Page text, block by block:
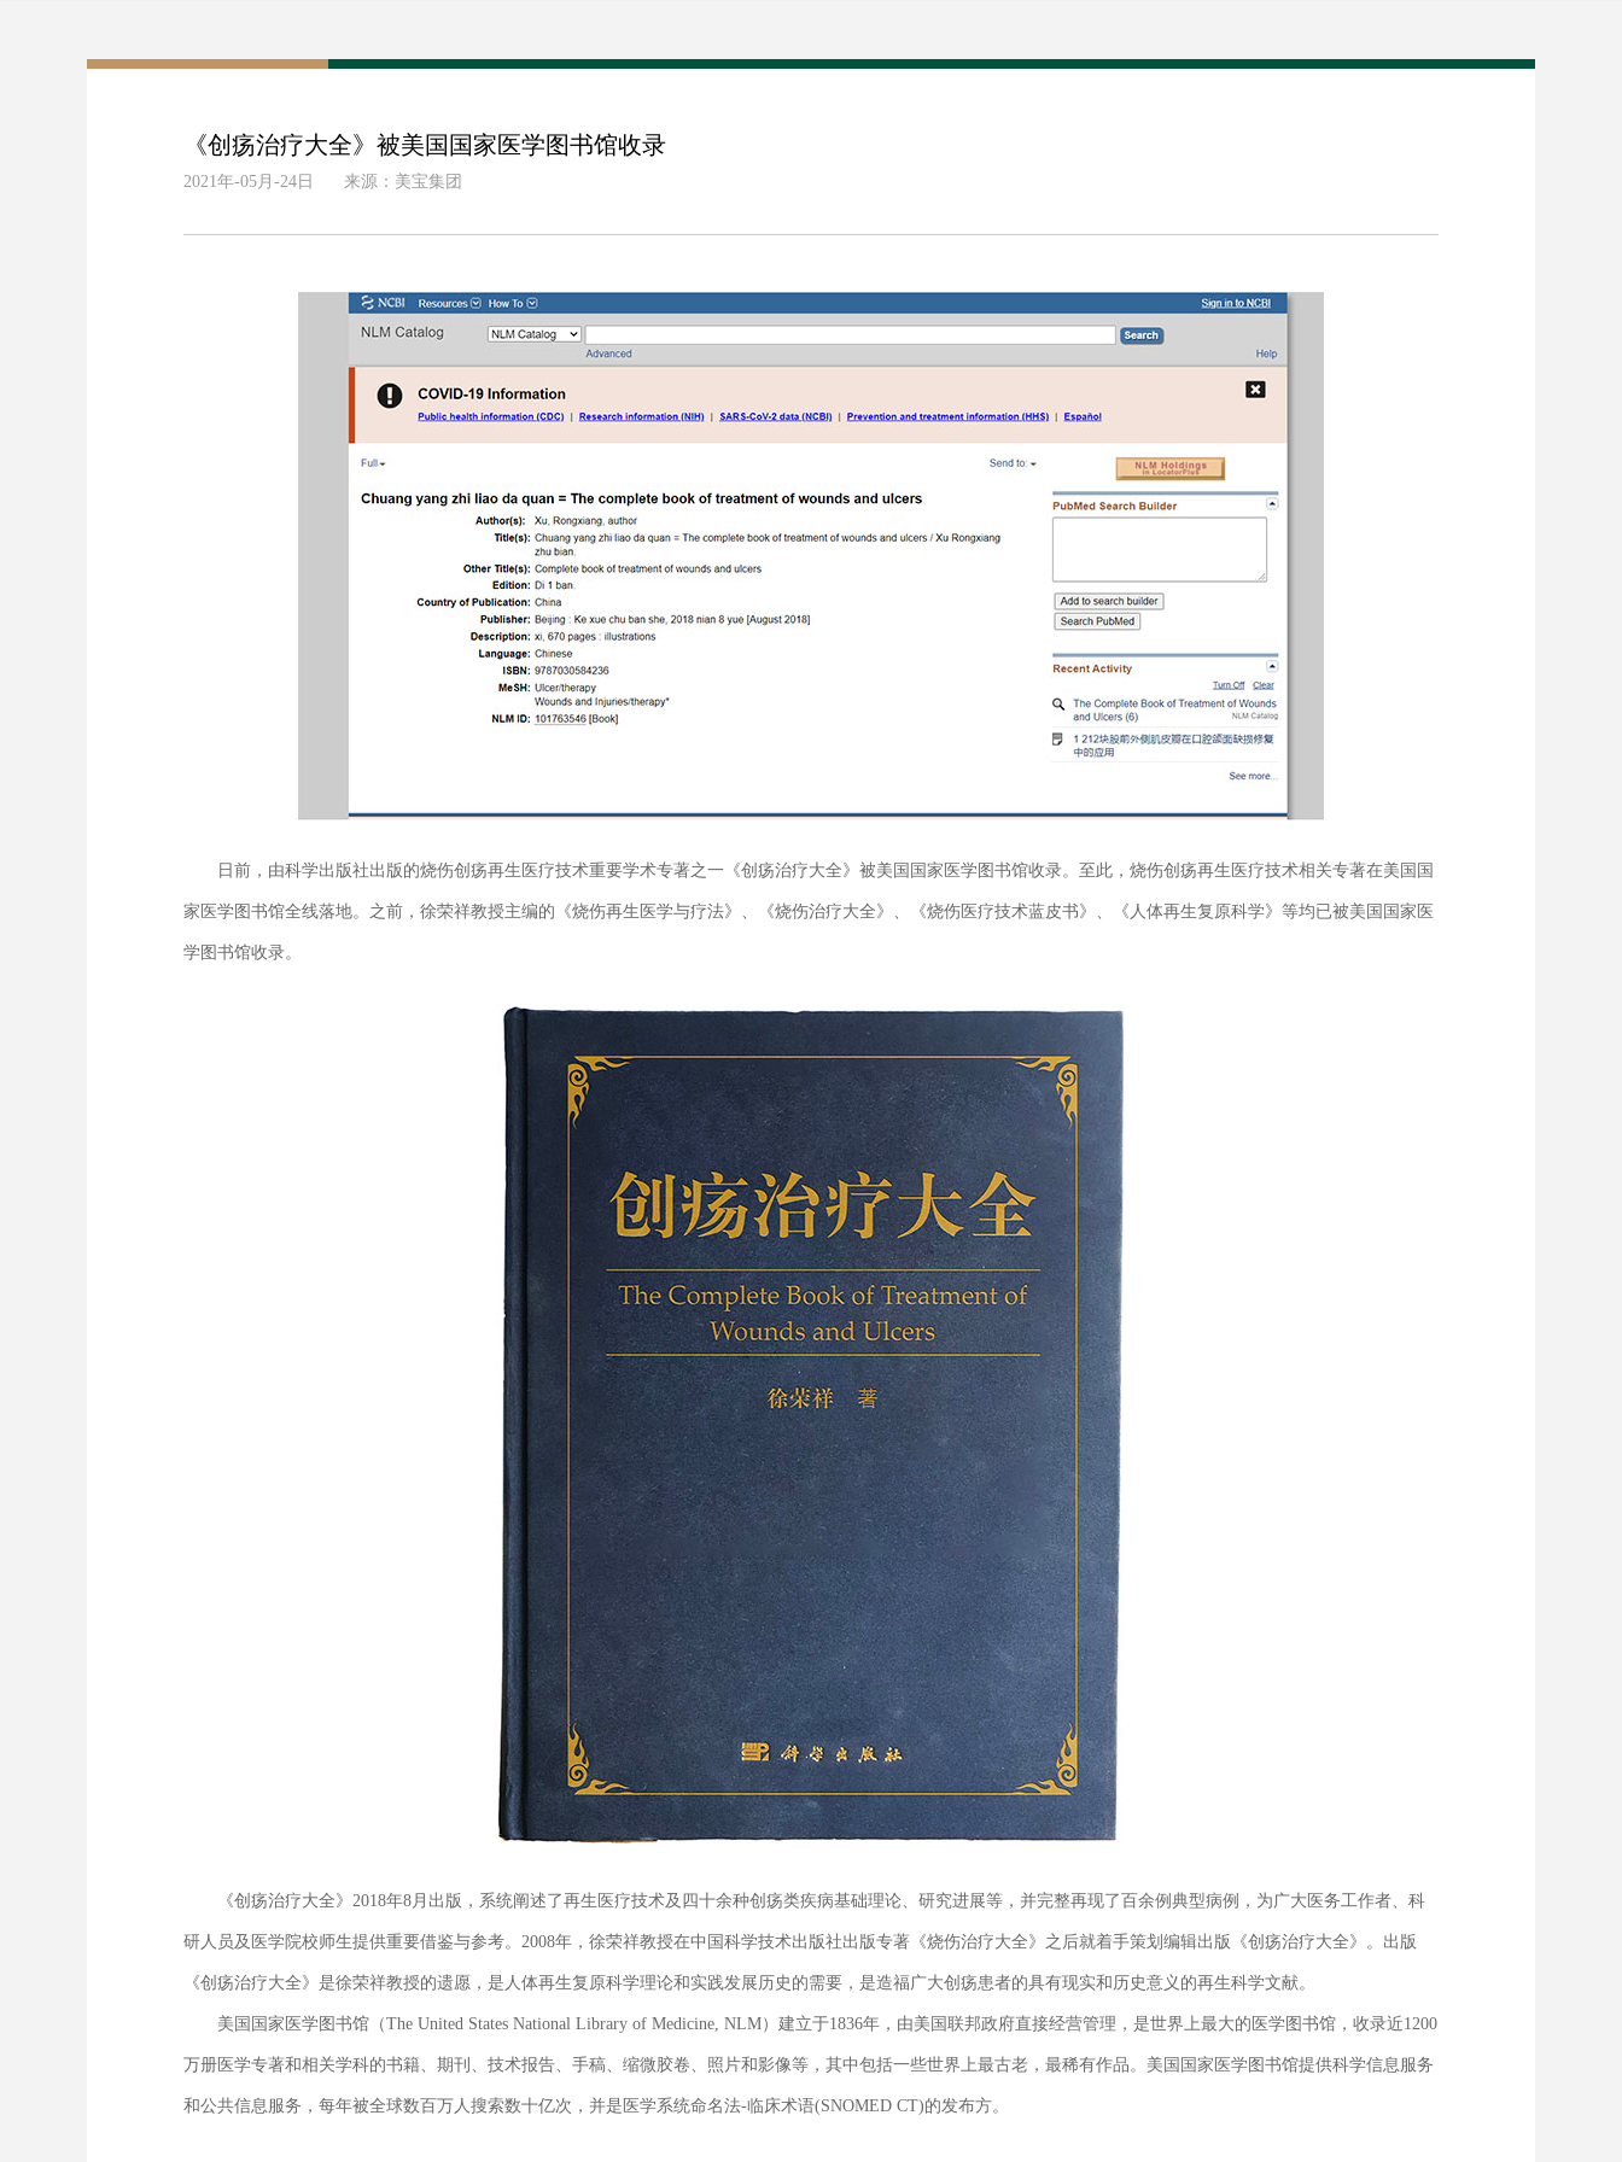
《创疡治疗大全》被美国国家医学图书馆收录
2021年-05月-24日 来源：美宝集团
日前，由科学出版社出版的烧伤创疡再生医疗技术重要学术专著之一《创疡治疗大全》被美国国家医学图书馆收录。至此，烧伤创疡再生医疗技术相关专著在美国国
家医学图书馆全线落地。之前，徐荣祥教授主编的《烧伤再生医学与疗法》、《烧伤治疗大全》、《烧伤医疗技术蓝皮书》、《人体再生复原科学》等均已被美国国家医
学图书馆收录。
《创疡治疗大全》2018年8月出版，系统阐述了再生医疗技术及四十余种创疡类疾病基础理论、研究进展等，并完整再现了百余例典型病例，为广大医务工作者、科
研人员及医学院校师生提供重要借鉴与参考。2008年，徐荣祥教授在中国科学技术出版社出版专著《烧伤治疗大全》之后就着手策划编辑出版《创疡治疗大全》。出版
《创疡治疗大全》是徐荣祥教授的遗愿，是人体再生复原科学理论和实践发展历史的需要，是造福广大创疡患者的具有现实和历史意义的再生科学文献。
美国国家医学图书馆（The United States National Library of Medicine, NLM）建立于1836年，由美国联邦政府直接经营管理，是世界上最大的医学图书馆，收录近1200
万册医学专著和相关学科的书籍、期刊、技术报告、手稿、缩微胶卷、照片和影像等，其中包括一些世界上最古老，最稀有作品。美国国家医学图书馆提供科学信息服务
和公共信息服务，每年被全球数百万人搜索数十亿次，并是医学系统命名法-临床术语(SNOMED CT)的发布方。